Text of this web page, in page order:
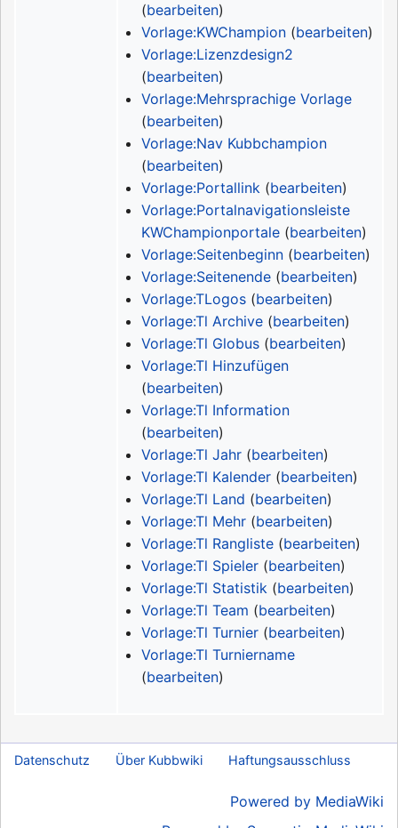
(bearbeiten)
Vorlage:KWChampion(bearbeiten)
Vorlage:Lizenzdesign2
(bearbeiten)
Vorlage:Mehrsprachige Vorlage
(bearbeiten)
Vorlage:Nav Kubbchampion
(bearbeiten)
Vorlage:Portallink(bearbeiten)
Vorlage:Portalnavigationsleiste
KWChampionportale(bearbeiten)
Vorlage:Seitenbeginn(bearbeiten)
Vorlage:Seitenende(bearbeiten)
Vorlage:TLogos(bearbeiten)
Vorlage:Tl Archive(bearbeiten)
Vorlage:Tl Globus(bearbeiten)
Vorlage:Tl Hinzufügen
(bearbeiten)
Vorlage:Tl Information
(bearbeiten)
Vorlage:Tl Jahr(bearbeiten)
Vorlage:Tl Kalender(bearbeiten)
Vorlage:Tl Land (bearbeiten)
Vorlage:Tl Mehr(bearbeiten)
Vorlage:Tl Rangliste(bearbeiten)
Vorlage:Tl Spieler(bearbeiten)
Vorlage:Tl Statistik(bearbeiten)
Vorlage:Tl Team (bearbeiten)
Vorlage:Tl Turnier(bearbeiten)
Vorlage:Tl Turniername
(bearbeiten)
Datenschutz Über Kubbwiki Haftungsausschluss
Powered by MediaWiki